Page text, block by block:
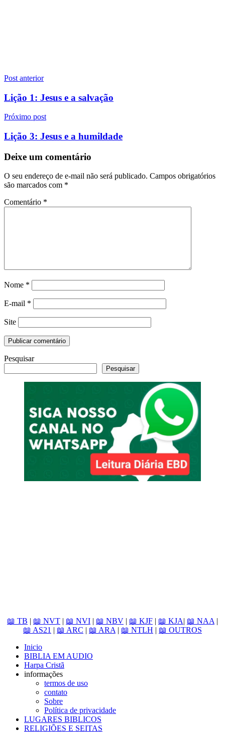
Navegação
de
Post
Post anterior
Lição 1: Jesus e a salvação
Próximo post
Lição 3: Jesus e a humildade
Deixe um comentário
O seu endereço de e-mail não será publicado. Campos obrigatórios
são marcados com *
Comentário *
Nome *
E-mail *
Site
Pesquisar
Pesquisar
📖 TB | 📖 NVT | 📖 NVI | 📖 NBV | 📖 KJF | 📖 KJA| 📖 NAA |
📖 AS21 | 📖 ARC | 📖 ARA | 📖 NTLH | 📖 OUTROS
Inicio
BIBLIA EM AUDIO
Harpa Cristã
informações
termos de uso
contato
Sobre
Política de privacidade
LUGARES BIBLICOS
RELIGIÕES E SEITAS